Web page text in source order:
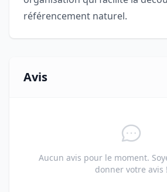
référencement naturel.
Avis
Aucun avis pour le moment.
donner votre avis !